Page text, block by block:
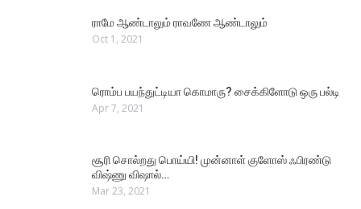
ராமே ஆண்டாலும் ராவணே ஆண்டாலும்
Oct 1, 2021
ரொம்ப பயந்துட்டியா கொமாரு? சைக்கிளோடு ஒரு பல்டி
Apr 7, 2021
சூரி சொல்றது பொய்யி! முன்னாள் குளோஸ் ஃபிரண்டு
விஷ்ணு விஷால்…
Mar 23, 2021